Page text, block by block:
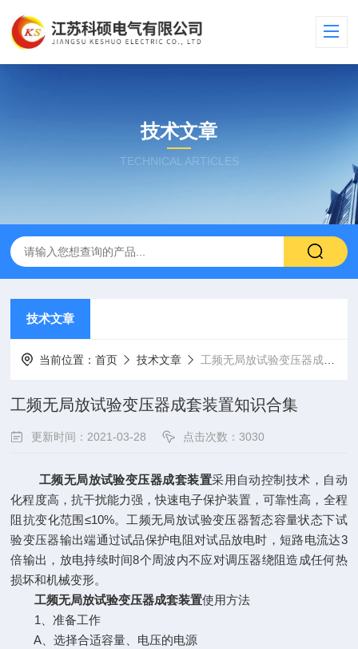
技术文章
TECHNICAL ARTICLES
技术文章
当前位置：首页 技术文章 工频无局放试验变压器成套装置知识合集
工频无局放试验变压器成套装置知识合集
更新时间：2021-03-28 点击次数：3030
工频无局放试验变压器成套装置采用自动控制技术，自动
化程度高，抗干扰能力强，快速电子保护装置，可靠性高，全程
阻抗变化范围≤10%。工频无局放试验变压器暂态容量状态下试
验变压器输出端通过试品保护电阻对试品放电时，短路电流达3
倍输出，放电持续时间8个周波内不应对调压器绕阻造成任何热
损坏和机械变形。
工频无局放试验变压器成套装置使用方法
1、准备工作
A、选择合适容量、电压的电源